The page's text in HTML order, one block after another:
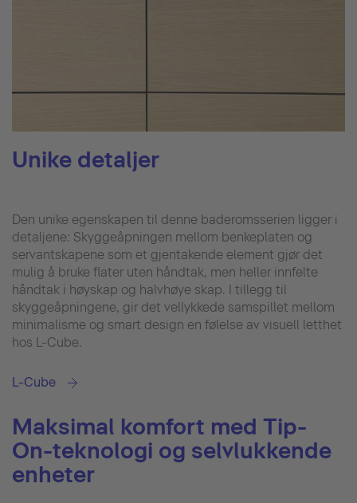
Unike detaljer
Den unike egenskapen til denne baderomsserien ligger i
detaljene: Skyggeåpningen mellom benkeplaten og
servantskapene som et gjentakende element gjør det
mulig å bruke flater uten håndtak, men heller innfelte
håndtak i høyskap og halvhøye skap. I tillegg til
skyggeåpningene, gir det vellykkede samspillet mellom
minimalisme og smart design en følelse av visuell letthet
hos L-Cube.
L-Cube
Maksimal komfort med Tip-
On-teknologi og selvlukkende
enheter